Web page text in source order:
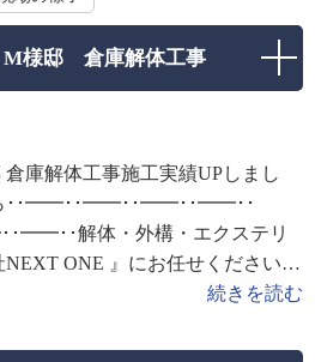
様邸 倉庫解体工事
庫解体工事施工実績UPしまし
ら･･━━･･━━･･━━･･━━･･
･･解体・外構・エクステリ
ONE 』にお任せください！
解決をサポートいたしま続きを読む